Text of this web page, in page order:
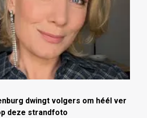
dwingt volgers om héél ver
deze strandfoto